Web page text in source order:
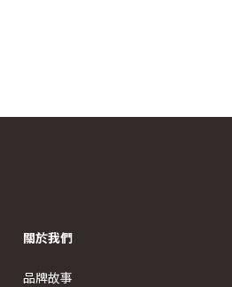
關於我們
品牌故事